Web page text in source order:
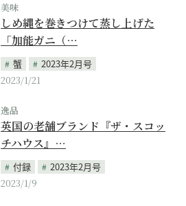
美味
しめ縄を巻きつけて蒸し上げた
「加能ガニ（…
蟹
2023年2月号
2023/1/21
逸品
英国の老舗ブランド『ザ・スコッ
チハウス』…
付録
2023年2月号
2023/1/9